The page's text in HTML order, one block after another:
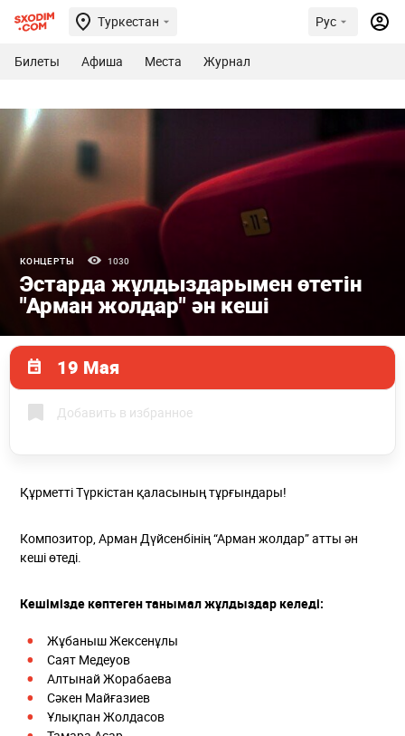
Туркестан Рус
Билеты Афиша Места Журнал
КОНЦЕРТЫ 1030
Эстарда жұлдыздарымен өтетін
"Арман жолдар" ән кеші
19 Мая
Добавить в избранное
Құрметті Түркістан қаласының тұрғындары!
Композитор, Арман Дүйсенбінің “Арман жолдар” атты ән
кеші өтеді.
Кешімізде көптеген танымал жұлдыздар келеді:
Жұбаныш Жексенұлы
Саят Медеуов
Алтынай Жорабаева
Сәкен Майғазиев
Ұлықпан Жолдасов